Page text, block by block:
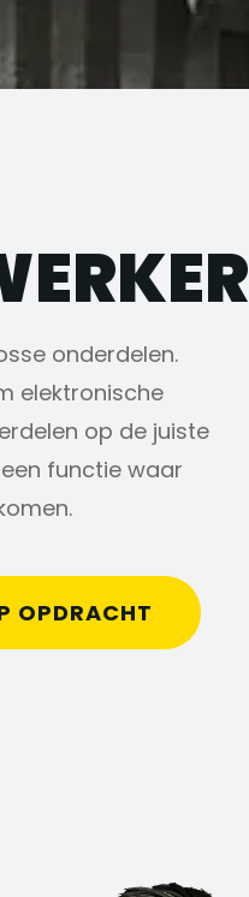
onderdelen.
elektronische
op de juiste
functie waar
OPDRACHT